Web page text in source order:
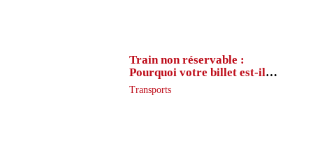
Train non réservable :
Pourquoi votre billet est-il
inaccessible ?
Transports